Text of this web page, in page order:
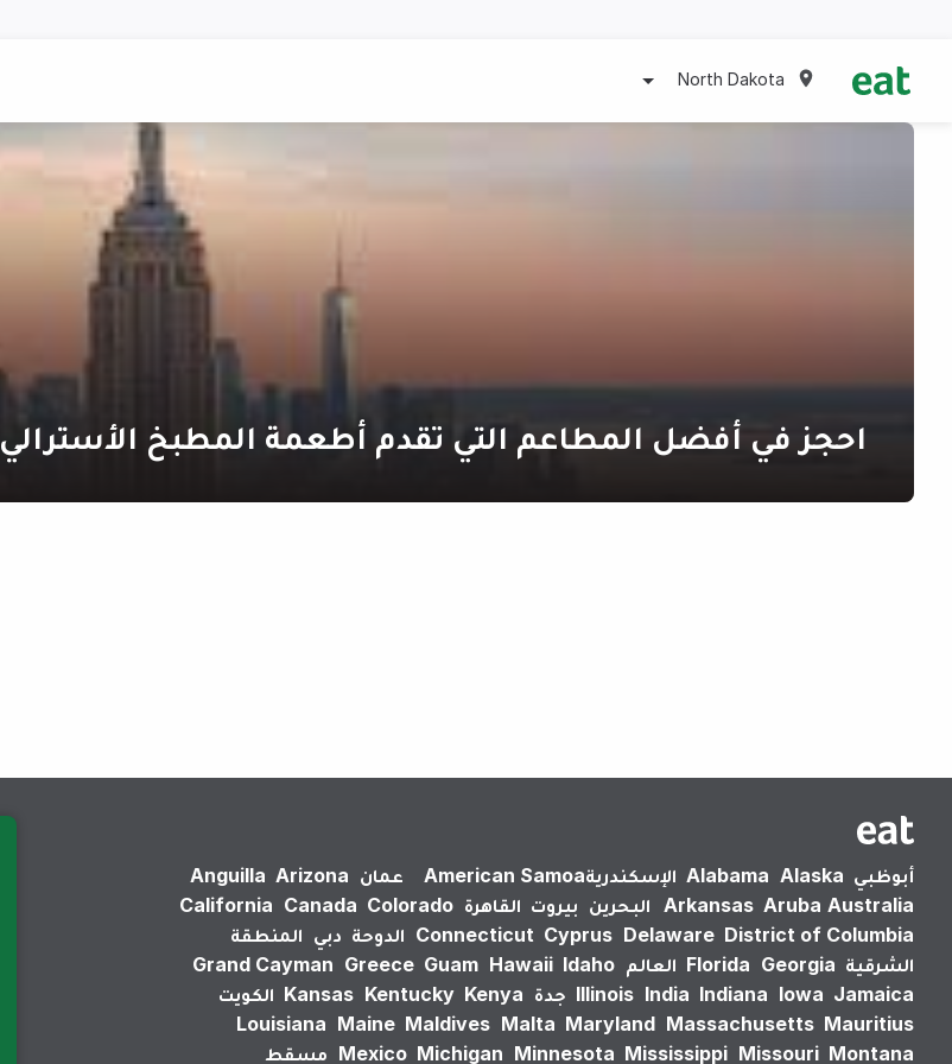
North Dakota
احجز في أفضل المطاعم التي تقدم أطعمة المطبخ الأسترالي
أبوظبي Alabama Alaska الإسكندرية‎American Samoa عمان Anguilla Arizona
Arkansas Aruba Australia البحرين بيروت القاهرة California Canada Colorado
Connecticut Cyprus Delaware District of Columbia الدوحة دبي المنطقة
الشرقية
Florida Georgia العالم Grand Cayman Greece Guam Hawaii Idaho
Illinois India Indiana Iowa Jamaica جدة Kansas Kentucky Kenya
الكويت
Louisiana Maine Maldives Malta Maryland Massachusetts Mauritius
Mexico Michigan Minnesota Mississippi Missouri Montana مسقط